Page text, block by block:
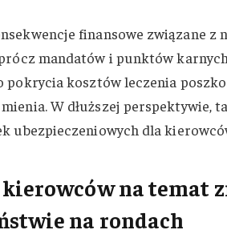
finansowe związane z
mandatów i punktów
pokrycia kosztów leczenia
W dłuższej perspektywie,
ubezpieczeniowych dla
na temat
na rondach